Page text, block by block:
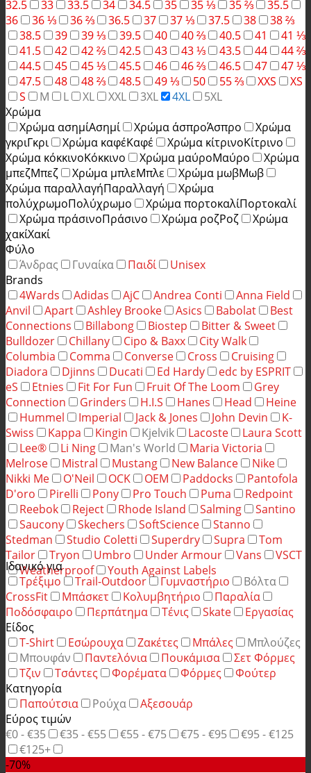
32.5
33 33.5 34 34.5 35 35 ⅓ 35 ⅔
35.5
36
36 ⅓ 36 ⅔ 36.5 37 37 ⅓ 37.5 38
38 ⅔
38.5
39 39 ⅓ 39.5 40 40 ⅔ 40.5 41
41 ⅓
41.5
42 42 ⅔ 42.5 43 43 ⅓ 43.5 44
44 ⅔
44.5
45 45 ⅓ 45.5 46 46 ⅔ 46.5 47
47 ⅓
47.5
48 48 ⅔ 48.5 49 ⅓ 50 55 ⅔ XXS
XS
S
M L XL XXL 3XL 4XL
5XL
Χρώμα
Χρώμα ασημίΑσημί Χρώμα άσπροΆσπρο
Χρώμα
γκριΓκρι Χρώμα καφέΚαφέ Χρώμα κίτρινοΚίτρινο
Χρώμα κόκκινοΚόκκινο Χρώμα μαύροΜαύρο
Χρώμα
μπεζΜπεζ Χρώμα μπλεΜπλε Χρώμα μωβΜωβ
Χρώμα παραλλαγήΠαραλλαγή
Χρώμα
πολύχρωμοΠολύχρωμο Χρώμα πορτοκαλίΠορτοκαλί
Χρώμα πράσινοΠράσινο Χρώμα ροζΡοζ
Χρώμα
χακίΧακί
Φύλο
Άνδρας
Γυναίκα Παιδί
Unisex
Brands
4Wards
Adidas AjC Andrea Conti
Anna Field
Anvil
Apart Ashley Brooke Asics Babolat
Best
Connections
Billabong Biostep
Bitter & Sweet
Bulldozer
Chillany Cipo & Baxx
City Walk
Columbia
Comma Converse Cross
Cruising
Diadora
Djinns Ducati Ed Hardy
edc by ESPRIT
eS
Etnies Fit For Fun Fruit Of The Loom
Grey
Connection
Grinders H.I.S Hanes Head
Heine
Hummel
Imperial Jack & Jones John Devin
K-
Swiss
Kappa Kingin Kjelvik Lacoste
Laura Scott
Lee®
Li Ning Man's World
Maria Victoria
Melrose
Mistral Mustang New Balance
Nike
Nikki Me
O'Neil OCK OEM Paddocks
Pantofola
D'oro
Pirelli Pony Pro Touch Puma
Redpoint
Reebok
Reject Rhode Island Salming
Santino
Saucony
Skechers SoftScience
Stanno
Stedman
Studio Coletti Superdry Supra
Tom
Tailor
Tryon Umbro Under Armour Vans
VSCT
Weatherproof
Youth Against Labels
Ιδανικό για
Τρέξιμο
Trail-Outdoor Γυμναστήριο
Βόλτα
CrossFit
Μπάσκετ Κολυμβητήριο
Παραλία
Ποδόσφαιρο
Περπάτημα Τένις Skate
Εργασίας
Είδος
T-Shirt
Εσώρουχα Ζακέτες Μπάλες
Μπλούζες
Μπουφάν
Παντελόνια Πουκάμισα
Σετ Φόρμες
Τζιν
Τσάντες Φορέματα Φόρμες
Φούτερ
Κατηγορία
Παπούτσια
Ρούχα
Αξεσουάρ
Εύρος τιμών
€0 - €35
€35 - €55 €55 - €75 €75 - €95
€95 - €125
€125+
-70%